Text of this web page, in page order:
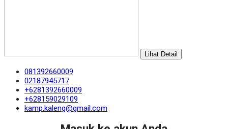
Lihat Detail
081392660009
02187945717
+6281392660009
+628159029109
kamp.kaleng@gmail.com